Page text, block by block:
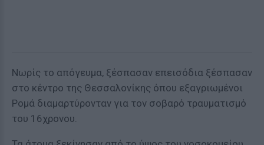
Νωρίς το απόγευμα, ξέσπασαν επεισόδια ξέσπασαν
στο κέντρο της Θεσσαλονίκης όπου εξαγριωμένοι
Ρομά διαμαρτύρονταν για τον σοβαρό τραυματισμό
του 16χρονου.